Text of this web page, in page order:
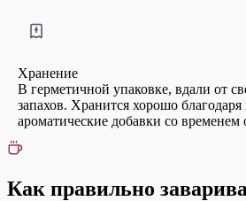
Хранение
В герметичной упаковке, вдали от
запахов. Хранится хорошо
ароматические добавки со временем
Как правильно